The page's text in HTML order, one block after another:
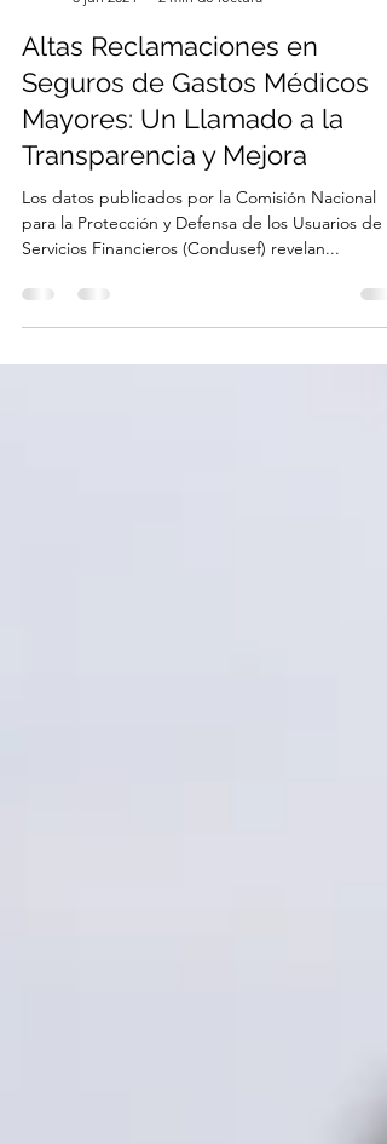
Equipo DLS
3 jun 2024
2 min de lectura
Altas Reclamaciones en
Seguros de Gastos Médicos
Mayores: Un Llamado a la
Transparencia y Mejora
para la Protección y Defensa de los Usuarios de
Servicios Financieros (Condusef) revelan...